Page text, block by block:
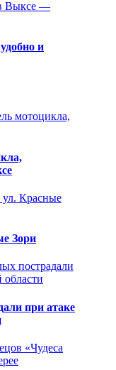
и
Зори
при атаке